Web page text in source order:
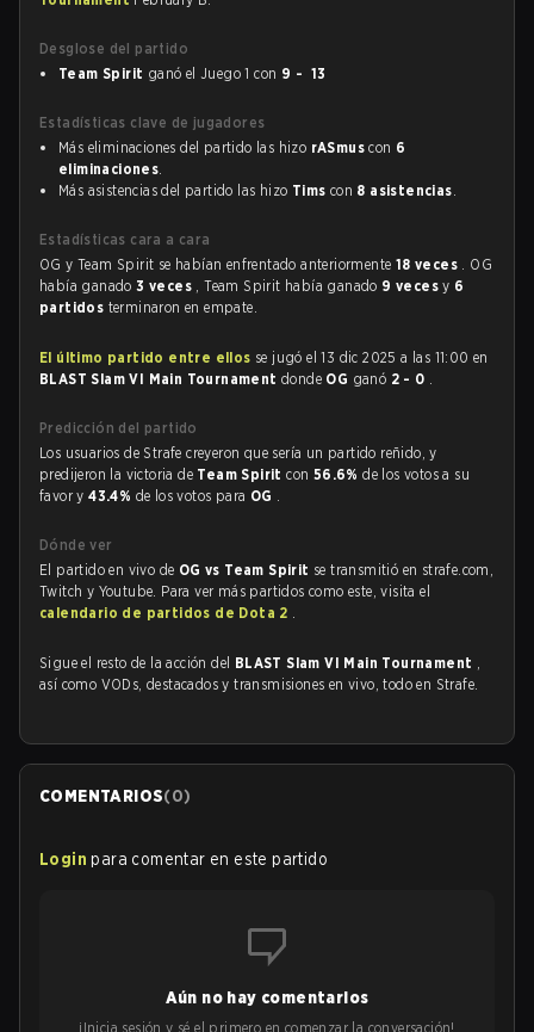
Desglose del partido
Team Spirit ganó el Juego 1 con 9 - 13
Estadísticas clave de jugadores
Más eliminaciones del partido las hizo rASmus con 6
eliminaciones.
Más asistencias del partido las hizo Tims con 8 asistencias.
Estadísticas cara a cara
OG y Team Spirit se habían enfrentado anteriormente 18 veces . OG
había ganado3 veces , Team Spirit había ganado 9 vecesy 6
partidos terminaron en empate.
El último partido entre ellos se jugó el 13 dic 2025 a las 11:00 en
BLAST Slam VI Main Tournament donde OG ganó 2 - 0 .
Predicción del partido
Los usuarios de Strafe creyeron que sería un partido reñido, y
predijeron la victoria de Team Spiritcon 56.6%de los votos a su
favor y43.4% de los votos para OG .
Dónde ver
El partido en vivo de OG vs Team Spirit se transmitió en strafe.com,
Twitch y Youtube. Para ver más partidos como este, visita el
calendario de partidos de Dota 2 .
Sigue el resto de la acción del BLAST Slam VI Main Tournament ,
así como VODs, destacados y transmisiones en vivo, todo en Strafe.
COMENTARIOS(0)
Login para comentar en este partido
Aún no hay comentarios
¡Inicia sesión y sé el primero en comenzar la conversación!